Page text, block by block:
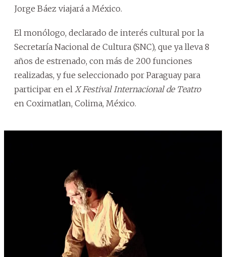
Jorge Báez viajará a México.
El monólogo, declarado de interés cultural por la
Secretaría Nacional de Cultura (SNC), que ya lleva 8
años de estrenado, con más de 200 funciones
realizadas, y fue seleccionado por Paraguay para
participar en el X Festival Internacional de Teatro
en Coximatlan, Colima, México.